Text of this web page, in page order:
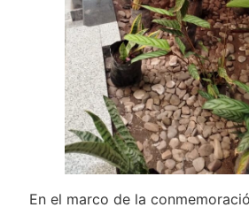
En el marco de la